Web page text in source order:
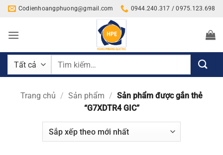
Bỏ
nội
Codienhoangphuong@gmail.com 0944.240.317 / 0975.123.698
Tìm
Trang chủ / Sản phẩm / Sản phẩm được gắn thẻ
“G7XDTR4 GIC”